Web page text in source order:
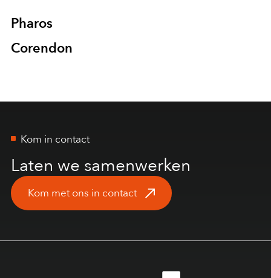
Pharos
Corendon
Kom in contact
Laten we samenwerken
Kom met ons in contact